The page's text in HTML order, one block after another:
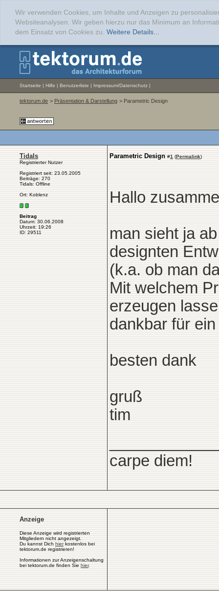
Wir verwenden Cookies, um Inhalte und Anzeigen zu
Websiteanalysen. Wir geben hierzu nur das Minimum an
dem Einsatz von Cookies zu. Weitere Details...
Startseite | Hilfe | Benutzerliste | Impressum/Datenschutz |
tektorum.de > Präsentation & Darstellung > Parametric Design
Tidals
Registrierter Nutzer
Registriert seit: 23.05.2005
Beiträge: 270
Tidals: Offline
Ort: Koblenz
Beitrag
Datum: 30.06.2008
Uhrzeit: 19:26
ID: 29511
Parametric Design #1 (Permalink)
Hallo
man sieht ja
designten
(k.a. ob man
Mit welchem
erzeugen
dankbar für
besten dank
gruß
tim
carpe diem!
Anzeige
Diese Anzeige wird registrierten
Mitgliedern nicht angezeigt.
Du kannst Dich hierkostenlos bei
tektorum.de registrieren!
Informationen zur Anzeigenschaltung
bei tektorum.de finden Sie hier.